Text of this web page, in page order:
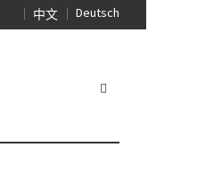
中文 Deutsch